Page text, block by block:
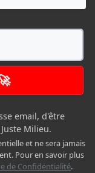
email, d'être
Milieu.
et ne sera jamais
Pour en savoir plus
de Confidentialité.